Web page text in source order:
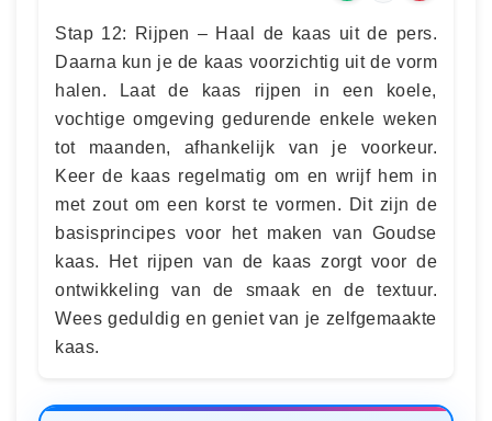
Stap 12: Rijpen – Haal de kaas uit de pers.
Daarna kun je de kaas voorzichtig uit de vorm
halen. Laat de kaas rijpen in een koele,
vochtige omgeving gedurende enkele weken
tot maanden, afhankelijk van je voorkeur.
Keer de kaas regelmatig om en wrijf hem in
met zout om een korst te vormen. Dit zijn de
basisprincipes voor het maken van Goudse
kaas. Het rijpen van de kaas zorgt voor de
ontwikkeling van de smaak en de textuur.
Wees geduldig en geniet van je zelfgemaakte
kaas.